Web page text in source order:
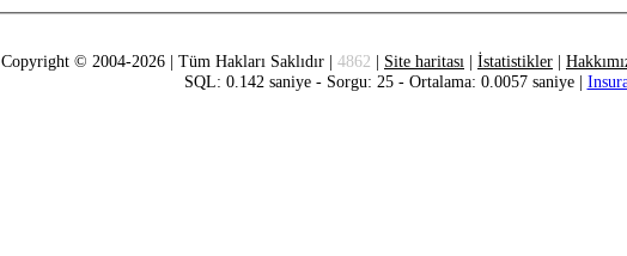
Copyright © 2004-2026 | Tüm Hakları Saklıdır | 4862 | Site haritası | İstatistikler |
SQL: 0.142 saniye - Sorgu: 25 - Ortalama: 0.0057 saniye |